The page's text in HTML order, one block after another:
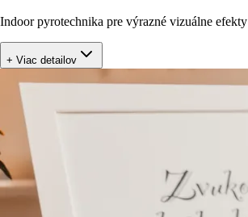
Indoor pyrotechnika pre výrazné vizuálne efekty
+ Viac detailov